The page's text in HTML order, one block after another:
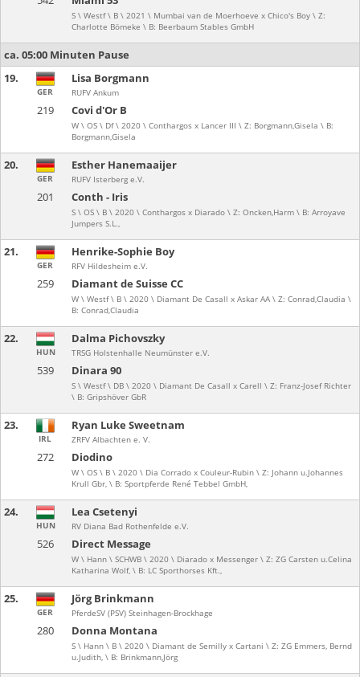
S \ Westf \ B \ 2021 \ Mumbai van de Moerhoeve x Chico's Boy \ Z:
Charlotte Bömeke \ B: Beerbaum Stables GmbH
ca. 05:00 Minuten Pause
19.
219 Covi d'Or B
W \ OS \ Df \ 2020 \ Conthargos x Lancer III \ Z: Borgmann,Gisela \ B:
Borgmann,Gisela
GER
Lisa Borgmann
RUFV Ankum
20.
201 Conth - Iris
S \ OS \ B \ 2020 \ Conthargos x Diarado \ Z: Oncken,Harm \ B: Arroyave
Jumpers S.L.,
GER
Esther Hanemaaijer
RUFV Isterberg e.V.
21.
259 Diamant de Suisse CC
W \ Westf \ B \ 2020 \ Diamant De Casall x Askar AA \ Z: Conrad,Claudia \
B: Conrad,Claudia
GER
Henrike-Sophie Boy
RFV Hildesheim e.V.
22.
539 Dinara 90
S \ Westf \ DB \ 2020 \ Diamant De Casall x Carell \ Z: Franz-Josef Richter
\ B: Gripshöver GbR
HUN
Dalma Pichovszky
TRSG Holstenhalle Neumünster e.V.
23.
272 Diodino
W \ OS \ B \ 2020 \ Dia Corrado x Couleur-Rubin \ Z: Johann u.Johannes
Krull Gbr, \ B: Sportpferde René Tebbel GmbH,
IRL
Ryan Luke Sweetnam
ZRFV Albachten e. V.
24.
526 Direct Message
W \ Hann \ SCHWB \ 2020 \ Diarado x Messenger \ Z: ZG Carsten u.Celina
Katharina Wolf, \ B: LC Sporthorses Kft.,
HUN
Lea Csetenyi
RV Diana Bad Rothenfelde e.V.
25.
280 Donna Montana
S \ Hann \ B \ 2020 \ Diamant de Semilly x Cartani \ Z: ZG Emmers, Bernd
u.Judith, \ B: Brinkmann,Jörg
GER
Jörg Brinkmann
PferdeSV (PSV) Steinhagen-Brockhage